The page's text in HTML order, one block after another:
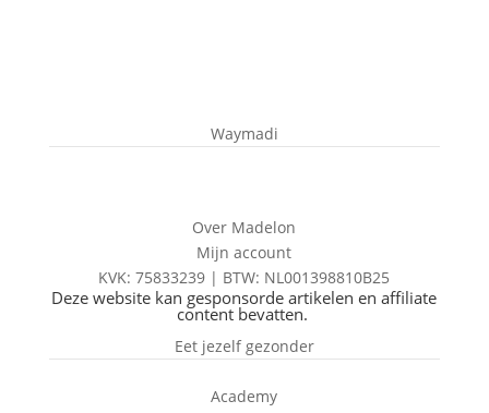
Waymadi
Over Madelon
Mijn account
KVK: 75833239 | BTW: NL001398810B25
Deze website kan gesponsorde artikelen en affiliate
content bevatten.
Eet jezelf gezonder
Academy